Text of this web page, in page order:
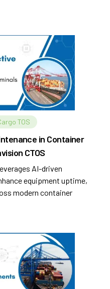
TOS
in Container
CTOS
AI-driven
equipment uptime,
modern container